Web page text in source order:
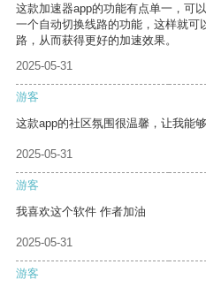
这款加速器app的功能有点单一，可
一个自动切换线路的功能，这样就可
路，从而获得更好的加速效果。
2025-05-31
游客
这款app的社区氛围很温馨，让我能
2025-05-31
游客
我喜欢这个软件 作者加油
2025-05-31
游客